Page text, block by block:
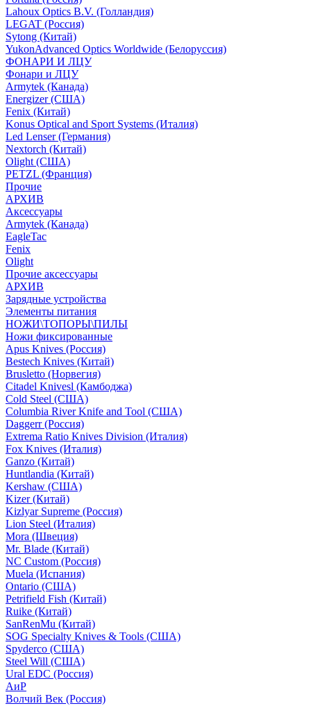
Lahoux Optics B.V. (Голландия)
LEGAT (Россия)
Sytong (Китай)
YukonAdvanced Optics Worldwide (Белоруссия)
ФОНАРИ И ЛЦУ
Фонари и ЛЦУ
Armytek (Канада)
Energizer (США)
Fenix (Китай)
Konus Optical and Sport Systems (Италия)
Led Lenser (Германия)
Nextorch (Китай)
Olight (США)
PETZL (Франция)
Прочие
АРХИВ
Аксессуары
Armytek (Канада)
EagleTac
Fenix
Olight
Прочие аксессуары
АРХИВ
Зарядные устройства
Элементы питания
НОЖИ\ТОПОРЫ\ПИЛЫ
Ножи фиксированные
Apus Knives (Россия)
Bestech Knives (Китай)
Brusletto (Норвегия)
Citadel Knivesl (Камбоджа)
Cold Steel (США)
Columbia River Knife and Tool (США)
Daggerr (Россия)
Extrema Ratio Knives Division (Италия)
Fox Knives (Италия)
Ganzo (Китай)
Huntlandia (Китай)
Kershaw (США)
Kizer (Китай)
Kizlyar Supreme (Россия)
Lion Steel (Италия)
Mora (Швеция)
Mr. Blade (Китай)
NC Custom (Россия)
Muela (Испания)
Ontario (США)
Petrifield Fish (Китай)
Ruike (Китай)
SanRenMu (Китай)
SOG Specialty Knives & Tools (США)
Spyderco (США)
Steel Will (США)
Ural EDC (Россия)
АиР
Волчий Век (Россия)